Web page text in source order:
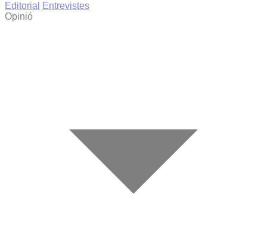
Editorial
Entrevistes
Opinió